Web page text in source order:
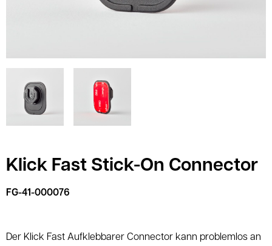
Klick Fast Stick-On Connector
FG-41-000076
Der Klick Fast Aufklebbarer Connector kann problemlos an